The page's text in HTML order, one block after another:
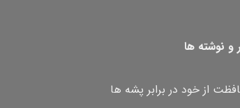
و نوشته ها
از خود در برابر پشه ها